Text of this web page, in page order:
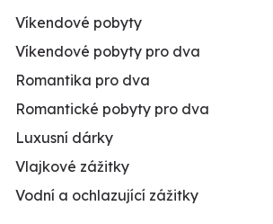
Víkendové pobyty
Víkendové pobyty pro dva
Romantika pro dva
Romantické pobyty pro dva
Luxusní dárky
Vlajkové zážitky
Vodní a ochlazující zážitky